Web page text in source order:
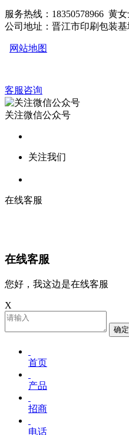
服务热线：18350578966 黄
公司地址：晋江市印刷包装
网站地图
客服咨询
关注微信公众号
关注我们
在线客服
在线客服
您好，我这边是在线客服
X
确定
首页
产品
招商
电话